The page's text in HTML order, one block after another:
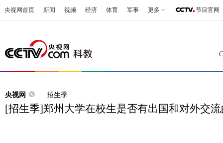
央视网首页 新闻 视频 经济 体育 军事 更多 节目官网
央视网 招生季
[招生季]郑州大学在校生是否有出国和对外交